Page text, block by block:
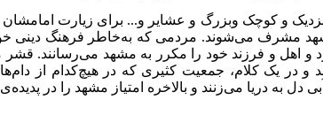
و کوچک وبزرگ و عشایر و... برای زیارت امامشان
مشرف می‌شوند. مردمی که به‌خاطر فرهنگ دینی
و اهل و فرزند خود را مکرر به مشهد می‌رسانند.
در یک کلام، جمعیت کثیری که در هیچ‌کدام از
دریا می‌زنند و بالاخره امتیاز مشهد را در پدیده‌ی